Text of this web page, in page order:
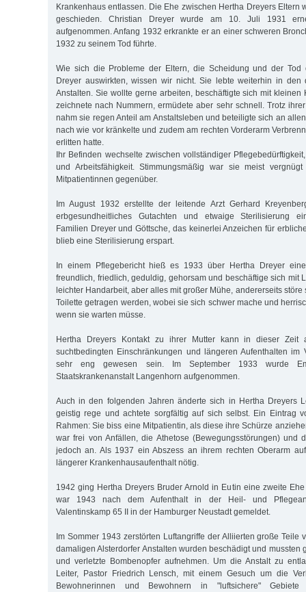
Krankenhaus entlassen. Die Ehe zwischen Hertha Dreyers Eltern
geschieden. Christian Dreyer wurde am 10. Juli 1931
aufgenommen. Anfang 1932 erkrankte er an einer schweren
1932 zu seinem Tod führte.
Wie sich die Probleme der Eltern, die Scheidung und der Tod
Dreyer auswirkten, wissen wir nicht. Sie lebte weiterhin in den
Anstalten. Sie wollte gerne arbeiten, beschäftigte sich mit kleinen
zeichnete nach Nummern, ermüdete aber sehr schnell. Trotz
nahm sie regen Anteil am Anstaltsleben und beteiligte sich an
nach wie vor kränkelte und zudem am rechten Vorderarm
erlitten hatte.
Ihr Befinden wechselte zwischen vollständiger
und Arbeitsfähigkeit. Stimmungsmäßig war sie meist
Mitpatientinnen gegenüber.
Im August 1932 erstellte der leitende Arzt Gerhard
erbgesundheitliches Gutachten und etwaige Sterilisierung
Familien Dreyer und Göttsche, das keinerlei Anzeichen für
blieb eine Sterilisierung erspart.
In einem Pflegebericht hieß es 1933 über Hertha Dreyer
freundlich, friedlich, geduldig, gehorsam und beschäftige sich mit
leichter Handarbeit, aber alles mit großer Mühe, andererseits störe
Toilette getragen werden, wobei sie sich schwer mache und
wenn sie warten müsse.
Hertha Dreyers Kontakt zu ihrer Mutter kann in dieser Zeit
suchtbedingten Einschränkungen und längeren Aufenthalten im
sehr eng gewesen sein. Im September 1933 wurde
Staatskrankenanstalt Langenhorn aufgenommen.
Auch in den folgenden Jahren änderte sich in Hertha Dreyers
geistig rege und achtete sorgfältig auf sich selbst. Ein Eintrag
Rahmen: Sie biss eine Mitpatientin, als diese ihre Schürze
war frei von Anfällen, die Athetose (Bewegungsstörungen) und
jedoch an. Als 1937 ein Abszess an ihrem rechten Oberarm
längerer Krankenhausaufenthalt nötig.
1942 ging Hertha Dreyers Bruder Arnold in Eutin eine zweite
war 1943 nach dem Aufenthalt in der Heil- und
Valentinskamp 65 II in der Hamburger Neustadt gemeldet.
Im Sommer 1943 zerstörten Luftangriffe der Alliierten große Teile
damaligen Alsterdorfer Anstalten wurden beschädigt und mussten
und verletzte Bombenopfer aufnehmen. Um die Anstalt zu
Leiter, Pastor Friedrich Lensch, mit einem Gesuch um die
Bewohnerinnen und Bewohnern in "luftsichere"